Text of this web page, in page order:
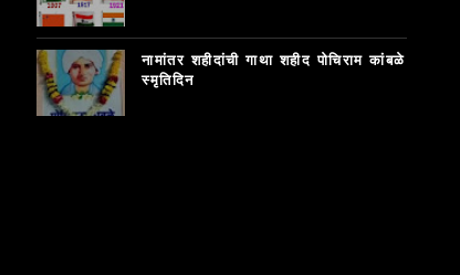
नामांतर शहीदांची गाथा शहीद पोचिराम कांबळे
स्मृतिदिन